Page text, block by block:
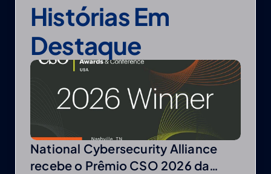
Histórias Em
Destaque
National Cybersecurity Alliance
recebe o Prêmio CSO 2026 da